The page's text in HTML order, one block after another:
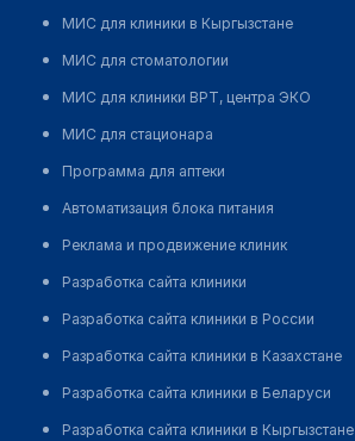
МИС для клиники в Кыргызстане
МИС для стоматологии
МИС для клиники ВРТ, центра ЭКО
МИС для стационара
Программа для аптеки
Автоматизация блока питания
Реклама и продвижение клиник
Разработка сайта клиники
Разработка сайта клиники в России
Разработка сайта клиники в Казахстане
Разработка сайта клиники в Беларуси
Разработка сайта клиники в Кыргызстане